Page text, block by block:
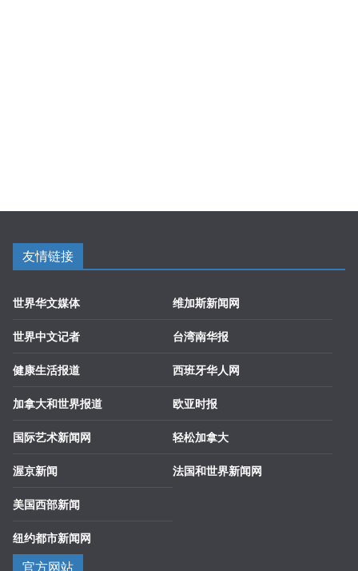
友情链接
世界华文媒体
世界中文记者
健康生活报道
加拿大和世界报道
国际艺术新闻网
渥京新闻
美国西部新闻
纽约都市新闻网
维加斯新闻网
台湾南华报
西班牙华人网
欧亚时报
轻松加拿大
法国和世界新闻网
官方网站